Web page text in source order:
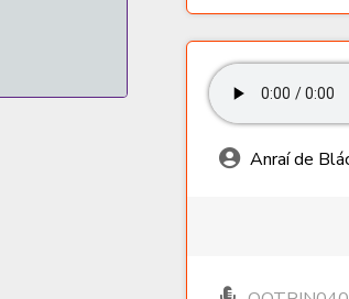
Anraí de